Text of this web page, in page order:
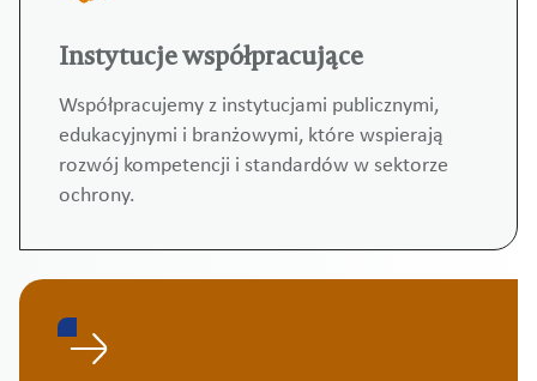
Instytucje współpracujące
Współpracujemy z instytucjami publicznymi,
edukacyjnymi i branżowymi, które wspierają
rozwój kompetencji i standardów w sektorze
ochrony.